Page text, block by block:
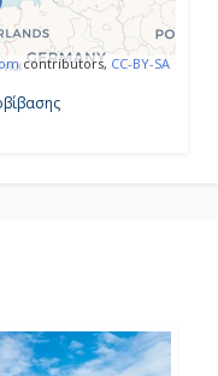
contributors, CC-BY-SA